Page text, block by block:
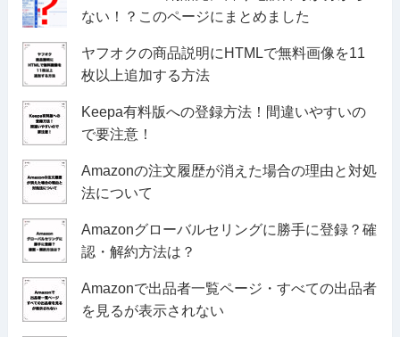
ない！？このページにまとめました
ヤフオクの商品説明にHTMLで無料画像を11
枚以上追加する方法
Keepa有料版への登録方法！間違いやすいの
で要注意！
Amazonの注文履歴が消えた場合の理由と対処
法について
Amazonグローバルセリングに勝手に登録？確
認・解約方法は？
Amazonで出品者一覧ページ・すべての出品者
を見るが表示されない